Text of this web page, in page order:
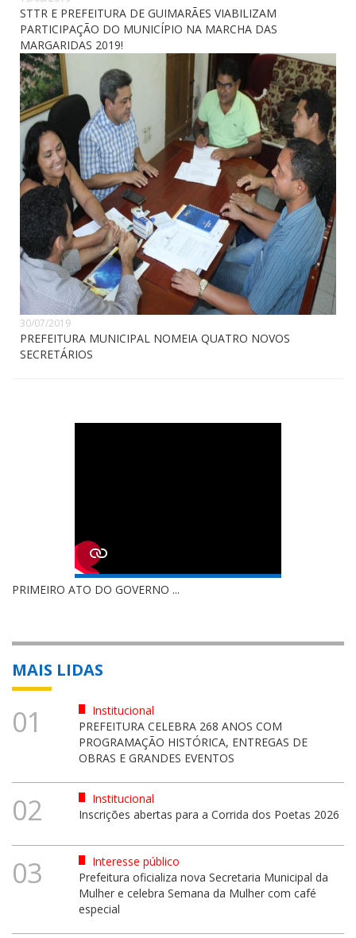
STTR E PREFEITURA DE GUIMARÃES VIABILIZAM
PARTICIPAÇÃO DO MUNICÍPIO NA MARCHA DAS
MARGARIDAS 2019!
30/07/2019
PREFEITURA MUNICIPAL NOMEIA QUATRO NOVOS
SECRETÁRIOS
PRIMEIRO ATO DO GOVERNO ...
MAIS LIDAS
01
Institucional
PREFEITURA CELEBRA 268 ANOS COM
PROGRAMAÇÃO HISTÓRICA, ENTREGAS DE
OBRAS E GRANDES EVENTOS
02
Institucional
Inscrições abertas para a Corrida dos Poetas 2026
03
Interesse público
Prefeitura oficializa nova Secretaria Municipal da
Mulher e celebra Semana da Mulher com café
especial